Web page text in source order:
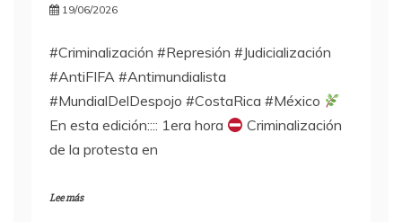
19/06/2026
#Criminalización #Represión #Judicialización
#AntiFIFA #Antimundialista
#MundialDelDespojo #CostaRica #México
En esta edición:::: 1era hora
Criminalización
de la protesta en
Lee más